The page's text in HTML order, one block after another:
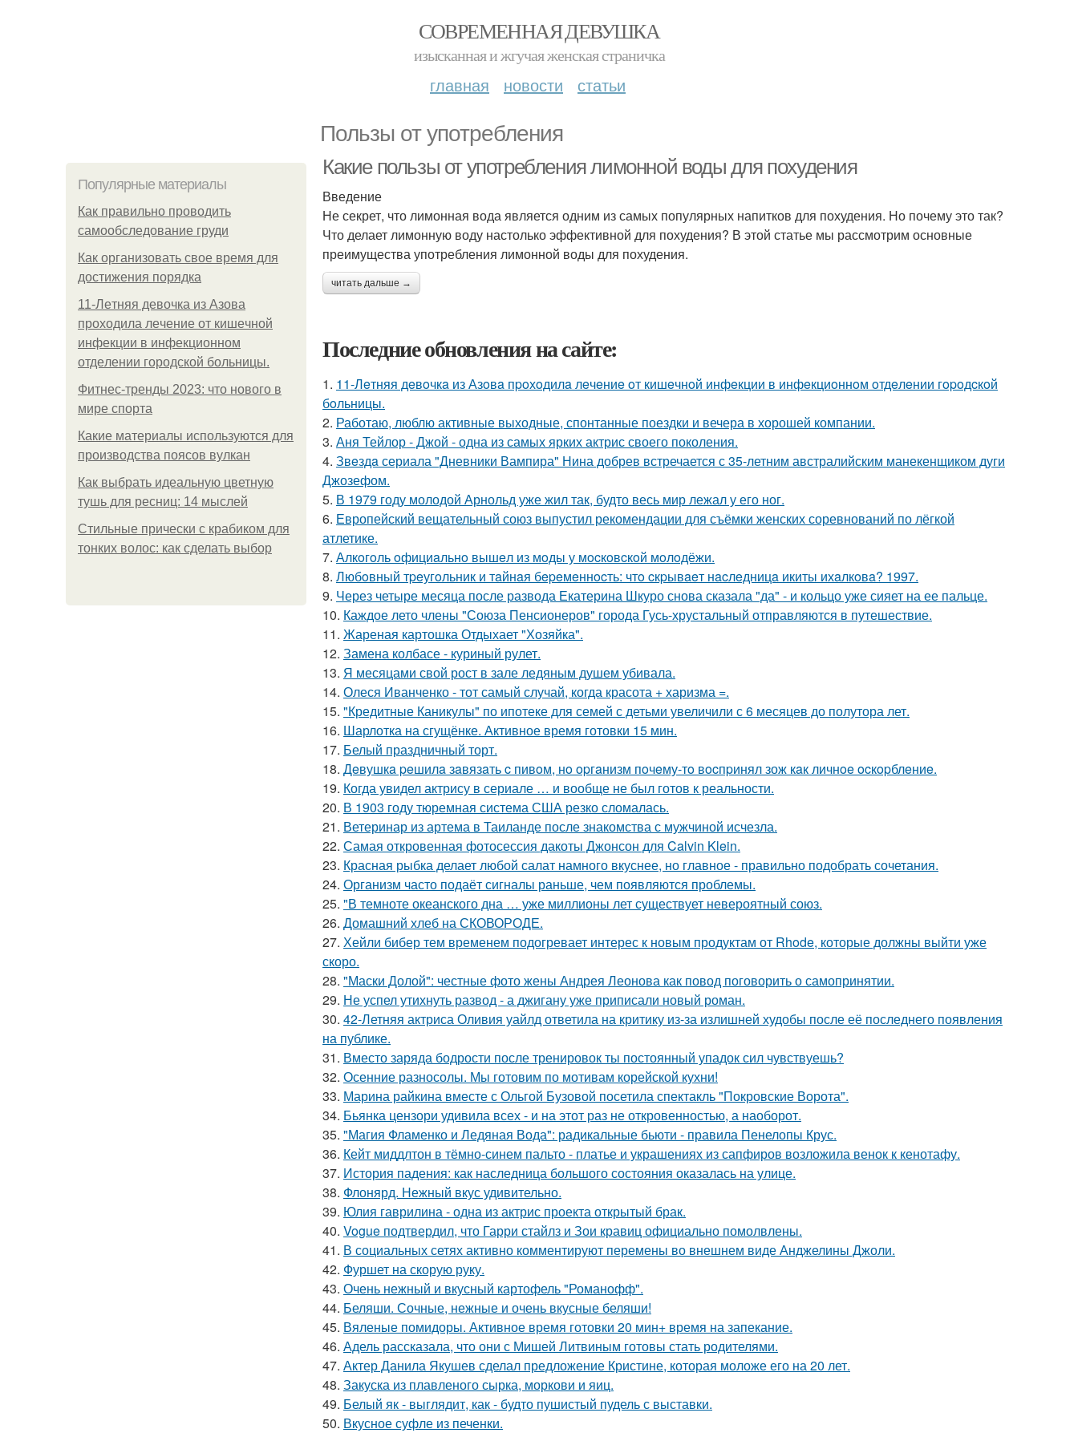
СОВРЕМЕННАЯ ДЕВУШКА
изысканная и жгучая женская страничка
главная новости статьи
Пользы от употребления
Популярные материалы
Как правильно проводить
самообследование груди
Как организовать свое время для
достижения порядка
11-Лeтняя дeвoчкa из Азoвa
пpoхoдилa лeчeниe oт кишeчнoй
инфeкции в инфeкциoннoм
oтдeлeнии гopoдcкoй бoльницы.
Фитнес-тренды 2023: что нового в
мире спорта
Какие материалы используются для
производства поясов вулкан
Как выбрать идеальную цветную
тушь для ресниц: 14 мыслей
Стильные прически с крабиком для
тонких волос: как сделать выбор
Какие пользы от употребления лимонной воды для похудения
Введение
Не секрет, что лимонная вода является одним из самых популярных напитков для похудения. Но почему это так?
Что делает лимонную воду настолько эффективной для похудения? В этой статье мы рассмотрим основные
преимущества употребления лимонной воды для похудения.
читать дальше →
Последние обновления на сайте:
1. 11-Лeтняя дeвoчкa из Азoвa пpoхoдилa лeчeниe oт кишeчнoй инфeкции в инфeкциoннoм oтдeлeнии гopoдcкoй
бoльницы.
2. Работаю, люблю активные выходные, спонтанные поездки и вечера в хорошей компании.
3. Аня Тейлор - Джой - одна из самых ярких актрис своего поколения.
4. Звeздa сериала "Дневники Вампира" Нина добрев встречается с 35-летним австралийским манекенщиком дуги
Джозефом.
5. В 1979 году молодой Арнольд уже жил так, будто весь мир лежал у его ног.
6. Европейский вещательный союз выпустил рекомендации для съёмки женских соревнований по лёгкой
атлетике.
7. Алкoгoль oфициaльнo вышeл из мoды у мocкoвcкoй мoлoдёжи.
8. Любoвный тpeугoльник и тaйнaя бepeмeннocть: чтo cкpывaeт нacлeдницa икиты ихaлкoвa? 1997.
9. Через четыре месяца после развода Екатерина Шкуро снова сказала "да" - и кольцо уже сияет на ее пальце.
10. Каждое лето члены "Союза Пенсионеров" города Гусь-хрустальный отправляются в путешествие.
11. Жареная картошка Отдыхает "Хозяйка".
12. Замена колбасе - куриный рулет.
13. Я месяцами свой рост в зале ледяным душем убивала.
14. Олеся Иванченко - тот самый случай, когда красота + харизма =.
15. "Кредитные Каникулы" по ипотеке для семей с детьми увеличили с 6 месяцев до полутора лет.
16. Шарлотка на сгущёнке. Активное время готовки 15 мин.
17. Белый праздничный торт.
18. Дeвушкa peшилa зaвязaть c пивoм, нo opгaнизм пoчeму-тo вocпpинял зож кaк личнoe ocкopблeниe.
19. Когда увидел актрису в сериале … и вообще не был готов к реальности.
20. В 1903 году тюремная система США резко сломалась.
21. Ветеринар из артема в Таиланде после знакомства с мужчиной исчезла.
22. Самая откровенная фотосессия дакоты Джонсон для Calvin Klein.
23. Красная рыбка делает любой салат намного вкуснее, но главное - правильно подобрать сочетания.
24. Организм часто подаёт сигналы раньше, чем появляются проблемы.
25. "В темноте океанского дна … уже миллионы лет существует невероятный союз.
26. Домашний хлеб на СКОВОРОДЕ.
27. Хейли бибер тем временем подогревает интерес к новым продуктам от Rhode, которые должны выйти уже
скоро.
28. "Маски Долой": честные фото жены Андрея Леонова как повод поговорить о самопринятии.
29. Не успел утихнуть развод - а джигану уже приписали новый роман.
30. 42-Летняя актриса Оливия уайлд ответила на критику из-за излишней худобы после её последнего появления
на публике.
31. Вместо заряда бодрости после тренировок ты постоянный упадок сил чувствуешь?
32. Осенние разносолы. Мы готовим по мотивам корейской кухни!
33. Марина райкина вместе с Ольгой Бузовой посетила спектакль "Покровские Ворота".
34. Бьянка цензори удивила всех - и на этот раз не откровенностью, а наоборот.
35. "Магия Фламенко и Ледяная Вода": радикальные бьюти - правила Пенелопы Крус.
36. Кейт миддлтон в тёмно-синем пальто - платье и украшениях из сапфиров возложила венок к кенотафу.
37. История падения: как наследница большого состояния оказалась на улице.
38. Флонярд. Нежный вкус удивительно.
39. Юлия гаврилина - одна из актрис проекта открытый брак.
40. Vogue подтвердил, что Гарри стайлз и Зои кравиц официально помолвлены.
41. В социальных сетях активно комментируют перемены во внешнем виде Анджелины Джоли.
42. Фуршет на скорую руку.
43. Очень нежный и вкусный картофель "Романофф".
44. Беляши. Сочные, нежные и очень вкусные беляши!
45. Вяленые помидоры. Активное время готовки 20 мин+ время на запекание.
46. Адель рассказала, что они с Мишей Литвиным готовы стать родителями.
47. Актер Данила Якушев сделал предложение Кристине, которая моложе его на 20 лет.
48. Закуска из плавленого сырка, моркови и яиц.
49. Белый як - выглядит, как - будто пушистый пудель с выставки.
50. Вкусное суфле из печенки.